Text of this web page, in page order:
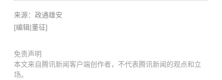
来源：政通雄安
[编辑|董征]
免责声明
本文来自腾讯新闻客户端创作者，不代表腾讯新闻的观点和立
场。